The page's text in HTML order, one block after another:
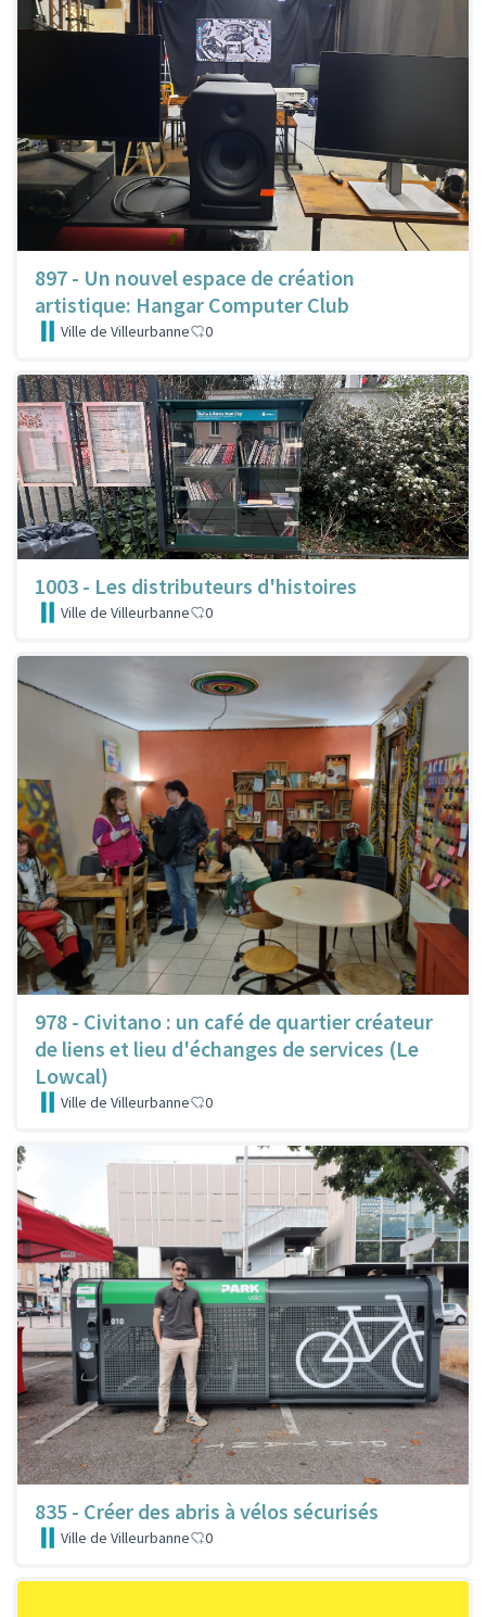
897 - Un nouvel espace de création
artistique: Hangar Computer Club
Ville de Villeurbanne 0
1003 - Les distributeurs d'histoires
Ville de Villeurbanne 0
978 - Civitano : un café de quartier créateur
de liens et lieu d'échanges de services (Le
Lowcal)
Ville de Villeurbanne 0
835 - Créer des abris à vélos sécurisés
Ville de Villeurbanne 0